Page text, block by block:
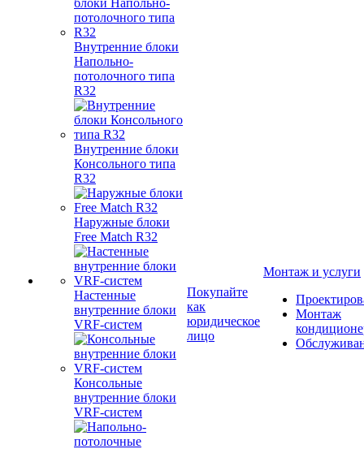
Внутренние блоки
Напольно-
потолочного типа
R32
Внутренние блоки
Консольного типа
R32
Наружные блоки
Free Match R32
Настенные
внутренние блоки
VRF-систем
Консольные
внутренние блоки
VRF-систем
Покупайте
как
юридическое
лицо
Монтаж и услуги
Монтаж